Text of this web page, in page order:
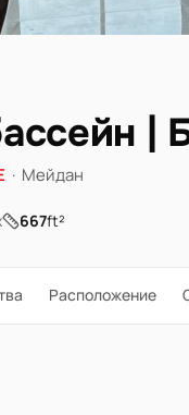
|
· Мейдан
667ft²
Расположение